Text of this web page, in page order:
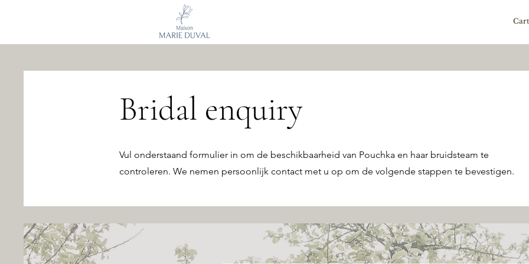
Cart
Bridal enquiry
Vul onderstaand formulier in om de beschikbaarheid van Pouchka en haar bruidsteam te
controleren. We nemen persoonlijk contact met u op om de volgende stappen te bevestigen.